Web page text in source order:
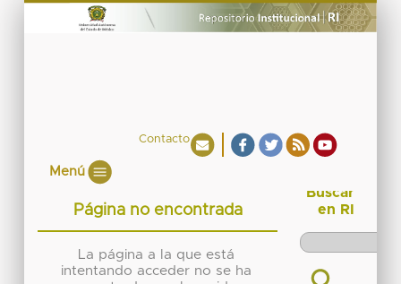
Contacto
Menú
Página no encontrada
La página a la que está
intentando acceder no se ha
Buscar
en RI